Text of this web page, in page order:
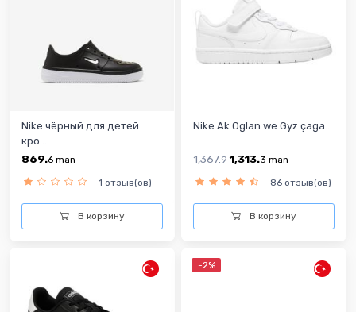
Nike чёрный для детей
кро...
869.6 man
1 отзыв(ов)
В корзину
Nike Ak Oglan we Gyz çaga...
1,367.9 1,313.3 man
86 отзыв(ов)
В корзину
-2%